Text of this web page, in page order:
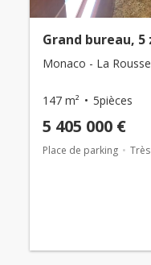
Grand bureau,
Monaco - La
147 m² 5pièces
5 405 000 €
Place de parking